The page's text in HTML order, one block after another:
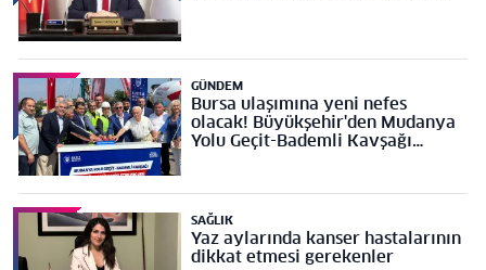
GÜNDEM
Bursa ulaşımına yeni nefes
olacak! Büyükşehir'den Mudanya
Yolu Geçit-Bademli Kavşağı
SAĞLIK
Yaz aylarında kanser hastalarının
dikkat etmesi gerekenler